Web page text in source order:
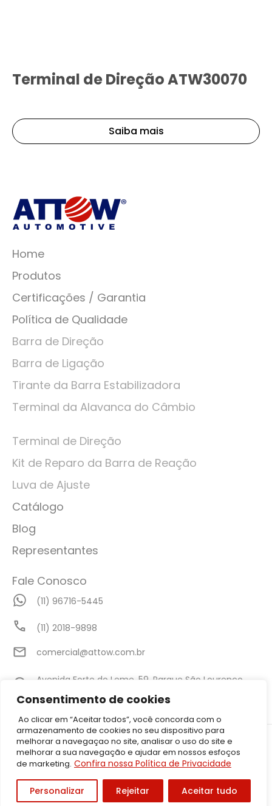
Consentimento de cookies
Ao clicar em “Aceitar todos”, você concorda com o
armazenamento de cookies no seu dispositivo para
melhorar a navegaçao no site, analisar o uso do site e
melhorar a sua navegação e ajudar em nossos esfoços
de marketing. Confira nossa Política de Privacidade
Personalizar Rejeitar Aceitar tudo
Terminal de Direção ATW30070
Saiba mais
Home
Produtos
Certificações / Garantia
Política de Qualidade
Barra de Direção
Barra de Ligação
Tirante da Barra Estabilizadora
Terminal da Alavanca do Câmbio
Terminal de Direção
Kit de Reparo da Barra de Reação
Luva de Ajuste
Catálogo
Blog
Representantes
Fale Conosco
(11) 96716-5445
(11) 2018-9898
comercial@attow.com.br
Avenida Forte do Leme, 59, Parque São Lourenço,
©2026 Attow – Todos Direitos Reservados | Avenida Forte do Leme,
59, Parque São Lourenço, São Paulo – SP CEP: 08340-010 | CNPJ:
05.001.206/0001-50
Política de Privacidade
Desenvolvido por